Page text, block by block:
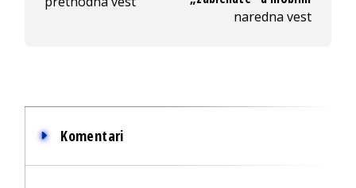
naredna vest
Komentari